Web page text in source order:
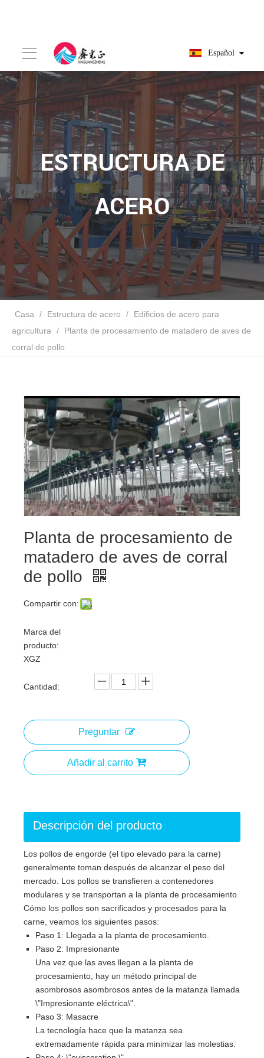
Español
ESTRUCTURA DE
ACERO
Casa / Estructura de acero /
Edificios de acero para
agricultura
/
Planta de procesamiento de matadero de aves de
corral de pollo
Planta de procesamiento de
matadero de aves de corral
de pollo
Compartir con:
Marca del
producto:
XGZ
Cantidad:
Preguntar
Añadir al carrito
Descripción del producto
Los pollos de engorde (el tipo elevado para la carne)
generalmente toman después de alcanzar el peso del
mercado. Los pollos se transfieren a contenedores
modulares y se transportan a la planta de procesamiento.
Cómo los pollos son sacrificados y procesados ​​para la
carne, veamos los siguientes pasos:
Paso 1: Llegada a la planta de procesamiento.
Paso 2: Impresionante
Una vez que las aves llegan a la planta de
procesamiento, hay un método principal de
asombrosos asombrosos antes de la matanza llamada
\"Impresionante eléctrica\".
Paso 3: Masacre
La tecnología hace que la matanza sea
extremadamente rápida para minimizar las molestias.